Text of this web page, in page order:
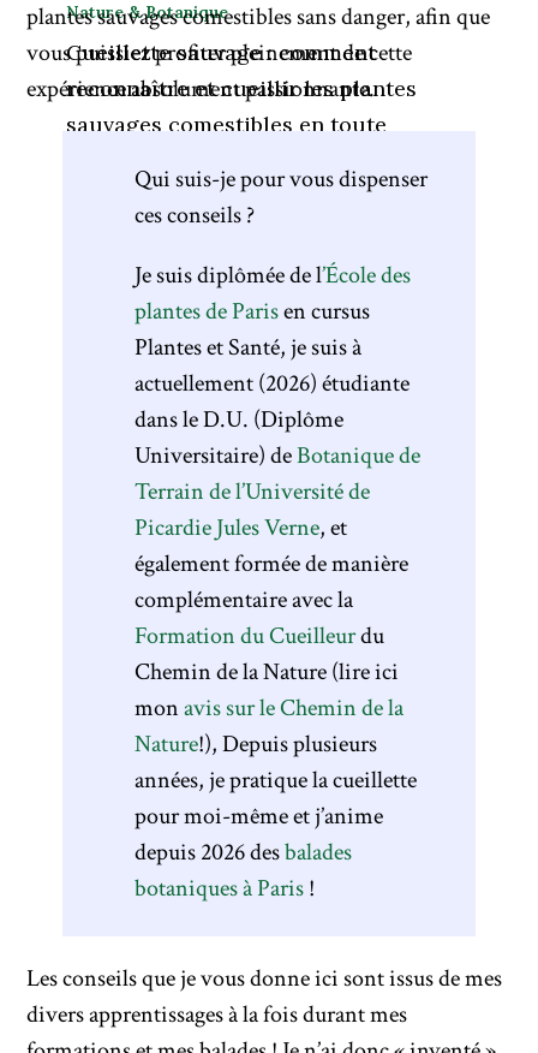
Nature & Botanique
Cueillette sauvage : comment
reconnaître et cueillir les plantes
sauvages comestibles en toute
plantes sauvages comestibles sans danger, afin que
vous puissiez profiter pleinement de cette
expérience absolument passionnante.
Qui suis-je pour vous dispenser
ces conseils ?
Je suis diplômée de l’École des
plantes de Parisen cursus
Plantes et Santé, je suis à
actuellement (2026) étudiante
dans le D.U. (Diplôme
Universitaire) deBotanique de
Terrain de l’Université de
Picardie Jules Verne, et
également formée de manière
complémentaire avec la
Formation du Cueilleurdu
Chemin de la Nature (lire ici
monavis sur le Chemin de la
Nature!), Depuis plusieurs
années, je pratique la cueillette
pour moi-même et j’anime
depuis 2026 desbalades
botaniques à Paris!
Les conseils que je vous donne ici sont issus de mes
divers apprentissages à la fois durant mes